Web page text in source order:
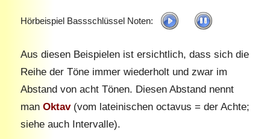
Hörbeispiel Bassschlüssel Noten:
Aus diesen Beispielen ist ersichtlich, dass sich die
Reihe der Töne immer wiederholt und zwar im
Abstand von acht Tönen. Diesen Abstand nennt
man Oktav(vom lateinischen octavus = der Achte;
siehe auch Intervalle).